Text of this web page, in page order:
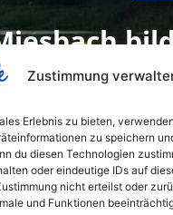
Zustimmung
Erlebnis zu bieten,
zu speichern
du diesen Technologien
oder eindeutige IDs auf
nicht erteilst oder
und Funktionen
neue
im